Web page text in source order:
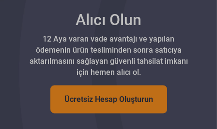
Alıcı Olun
12 Aya varan vade avantajı ve yapılan
ödemenin ürün tesliminden sonra satıcıya
aktarılmasını sağlayan güvenli tahsilat imkanı
için hemen alıcı ol.
Ücretsiz Hesap Oluşturun